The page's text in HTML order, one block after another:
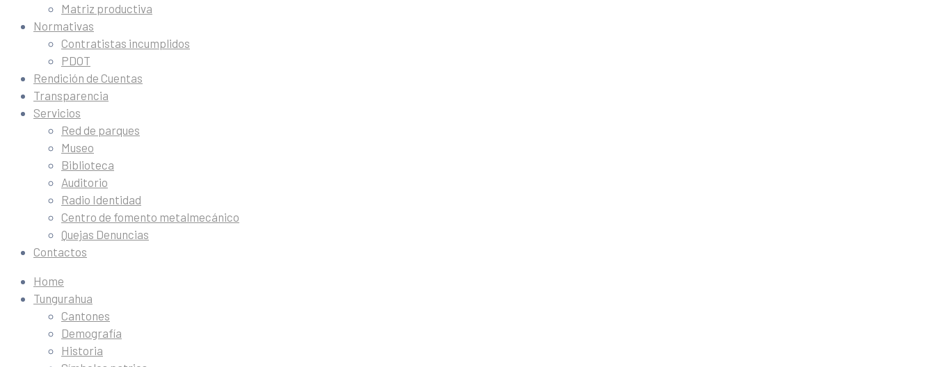
Matriz productiva
Normativas
Contratistas incumplidos
PDOT
Rendición de Cuentas
Transparencia
Servicios
Red de parques
Museo
Biblioteca
Auditorio
Radio Identidad
Centro de fomento metalmecánico
Quejas Denuncias
Contactos
Home
Tungurahua
Cantones
Demografía
Historia